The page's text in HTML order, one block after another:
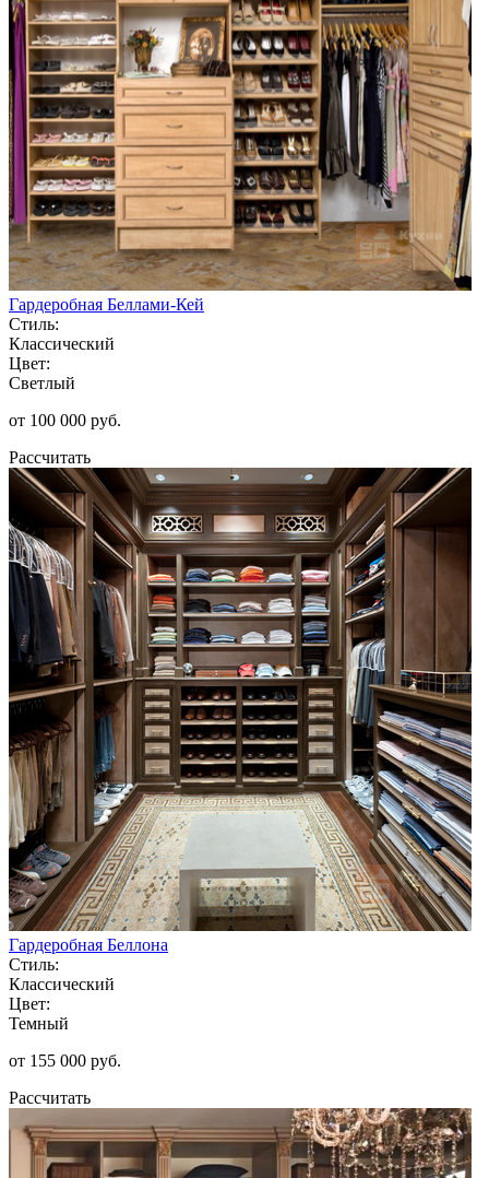
Гардеробная Беллами-Кей
Стиль:
Классический
Цвет:
Светлый
от 100 000 руб.
Рассчитать
Гардеробная Беллона
Стиль:
Классический
Цвет:
Темный
от 155 000 руб.
Рассчитать